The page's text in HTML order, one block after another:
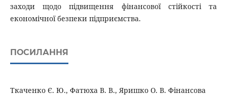
заходи щодо підвищення фінансової стійкості та
економічної безпеки підприємства.
ПОСИЛАННЯ
Ткаченко Є. Ю., Фатюха В. В., Яришко О. В. Фінансова